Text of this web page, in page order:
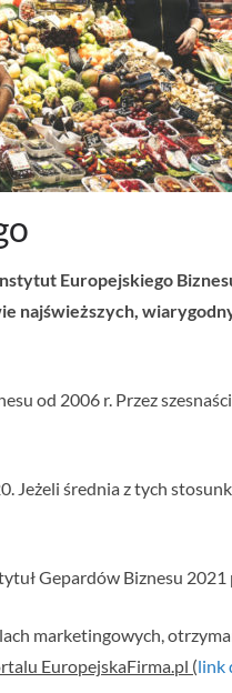
Europejskiego
najświeższych,
od 2006 r. Przez
Jeżeli średnia z tych
Gepardów Biznesu
marketingowych,
EuropejskaFirma.pl (link